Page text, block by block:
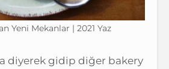
Yeni Mekanlar | 2021 Yaz
diyerek gidip diğer bakery